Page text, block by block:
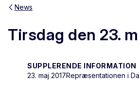
News
Tirsdag den 23.
SUPPLERENDE INFORMATION
23. maj 2017Repræsentationen i